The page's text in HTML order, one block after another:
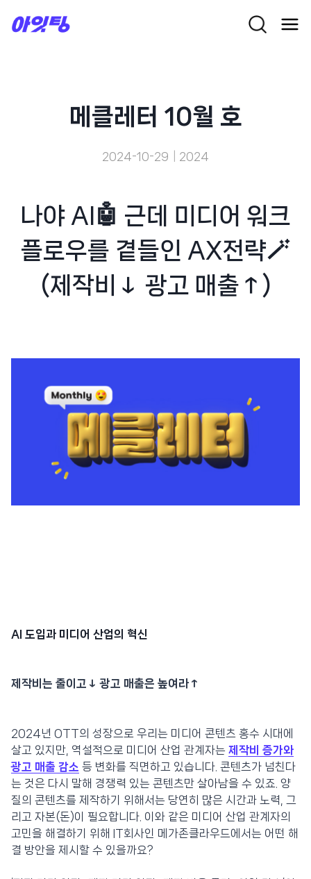
메클레터 10월 호
2024-10-29 2024
나야 AI🤖 근데 미디어 워크
플로우를 곁들인 AX전략🪄
(제작비↓ 광고 매출↑)
AI 도입과 미디어 산업의 혁신
제작비는 줄이고↓ 광고 매출은 높여라↑
2024년 OTT의 성장으로 우리는 미디어 콘텐츠 홍수 시대에
살고 있지만, 역설적으로 미디어 산업 관계자는 제작비 증가와
광고 매출 감소 등 변화를 직면하고 있습니다. 콘텐츠가 넘친다
는 것은 다시 말해 경쟁력 있는 콘텐츠만 살아남을 수 있죠. 양
질의 콘텐츠를 제작하기 위해서는 당연히 많은 시간과 노력, 그
리고 자본(돈)이 필요합니다. 이와 같은 미디어 산업 관계자의
고민을 해결하기 위해 IT회사인 메가존클라우드에서는 어떤 해
결 방안을 제시할 수 있을까요?